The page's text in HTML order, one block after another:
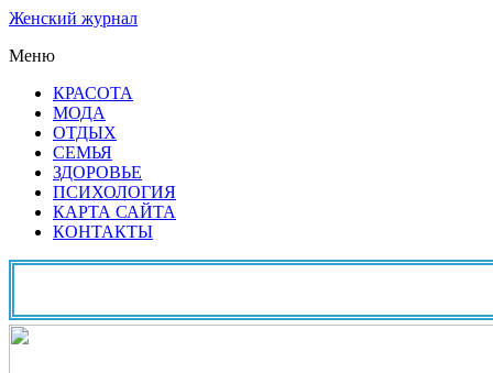
Женский журнал
Меню
КРАСОТА
МОДА
ОТДЫХ
СЕМЬЯ
ЗДОРОВЬЕ
ПСИХОЛОГИЯ
КАРТА САЙТА
КОНТАКТЫ